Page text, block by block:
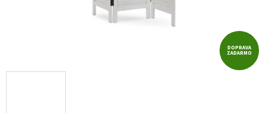
DOPRAVA
ZADARMO